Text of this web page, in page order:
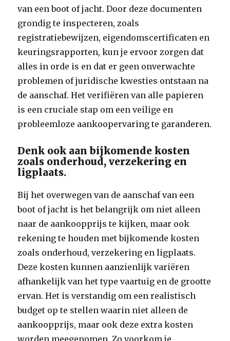
van een boot of jacht. Door deze documenten
grondig te inspecteren, zoals
registratiebewijzen, eigendomscertificaten en
keuringsrapporten, kun je ervoor zorgen dat
alles in orde is en dat er geen onverwachte
problemen of juridische kwesties ontstaan na
de aanschaf. Het verifiëren van alle papieren
is een cruciale stap om een veilige en
probleemloze aankoopervaring te garanderen.
Denk ook aan bijkomende kosten
zoals onderhoud, verzekering en
ligplaats.
Bij het overwegen van de aanschaf van een
boot of jacht is het belangrijk om niet alleen
naar de aankoopprijs te kijken, maar ook
rekening te houden met bijkomende kosten
zoals onderhoud, verzekering en ligplaats.
Deze kosten kunnen aanzienlijk variëren
afhankelijk van het type vaartuig en de grootte
ervan. Het is verstandig om een realistisch
budget op te stellen waarin niet alleen de
aankoopprijs, maar ook deze extra kosten
worden meegenomen. Zo voorkom je